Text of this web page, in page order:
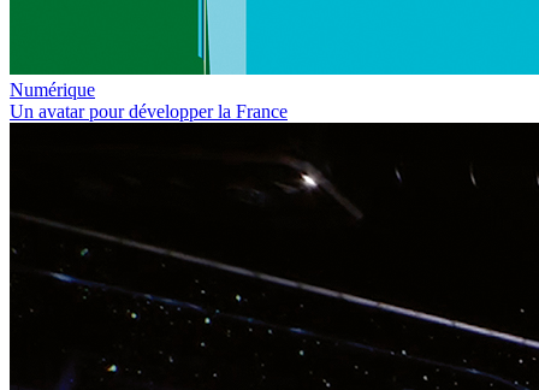
Numérique
Un avatar pour développer la France